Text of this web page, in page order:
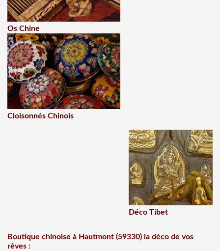
Os Chine
Cloisonnés Chinois
Déco Tibet
Boutique chinoise à Hautmont (59330) la déco de vos
rêves :